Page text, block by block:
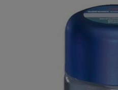
Você está
Software